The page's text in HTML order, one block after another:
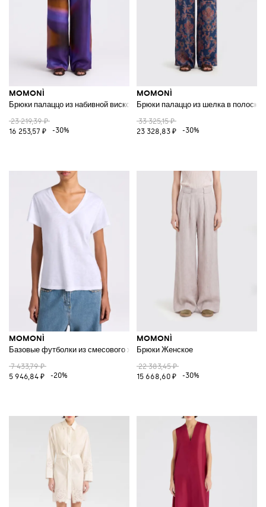
MOMONÌ
Брюки палаццо из набивной вискозы
23 219,39 ₽
16 253,57 ₽
-30%
MOMONÌ
Брюки палаццо из шелка в полоску
33 325,15 ₽
23 328,83 ₽
-30%
MOMONÌ
Базовые футболки из смесового хлопка
7 433,79 ₽
5 946,84 ₽
-20%
MOMONÌ
Брюки Женское
22 383,45 ₽
15 668,60 ₽
-30%